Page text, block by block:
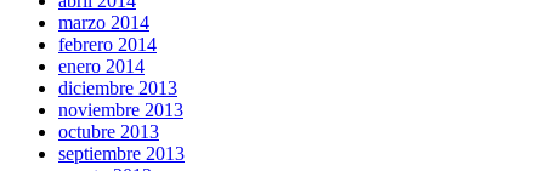
marzo 2014
febrero 2014
enero 2014
diciembre 2013
noviembre 2013
octubre 2013
septiembre 2013